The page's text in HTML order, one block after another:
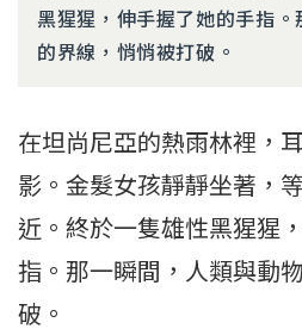
黑猩猩，伸手握了她的手指
的界線，悄悄被打破。
在坦尚尼亞的熱雨林裡，
影。金髮女孩靜靜坐著，
近。終於一隻雄性黑猩猩
指。那一瞬間，人類與動
破。